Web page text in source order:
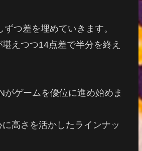
つ差を埋めていきます。
えつつ14点差で半分を終え
ゲームを優位に進め始めま
高さを活かしたラインナッ